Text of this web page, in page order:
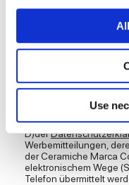
If you allow, we
Collect
location which
Identify your
specific
Find out more about
and set your
We use cookies to
provide social media
Use
Ich erkläre mich mit
Daten zur Bearbeitung
einverstanden
Ich erteile meine
personenbezogenen
D)der
Werbemitteilungen,
der Ceramiche Marca
elektronischem Wege
Telefon übermittelt